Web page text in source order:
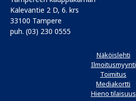
Kalevantie 2 D, 6. krs
33100 Tampere
puh. (03) 230 0555
Näköislehti
Ilmoitusmyynti
Toimitus
Mediakortti
Hieno tilaisuus